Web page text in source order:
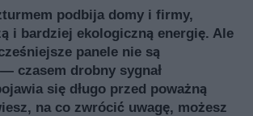
podbija domy i firmy,
i bardziej ekologiczną energię. Ale
panele nie są
czasem drobny sygnał
się długo przed poważną
na co zwrócić uwagę, możesz